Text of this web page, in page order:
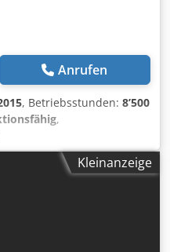
Anrufen
, Betriebsstunden: 8’500
,
Achse:610 mm,
, Steuerungshersteller:Kleinanzeige